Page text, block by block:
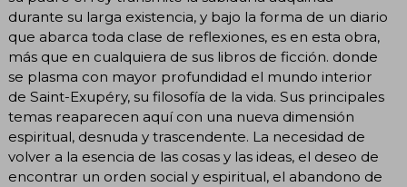
durante su larga existencia, y bajo la forma de un diario
que abarca toda clase de reflexiones, es en esta obra,
más que en cualquiera de sus libros de ficción. donde
se plasma con mayor profundidad el mundo interior
de Saint-Exupéry, su filosofía de la vida. Sus principales
temas reaparecen aquí con una nueva dimensión
espiritual, desnuda y trascendente. La necesidad de
volver a la esencia de las cosas y las ideas, el deseo de
encontrar un orden social y espiritual, el abandono de